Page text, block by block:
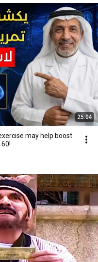
25:04
may help boost